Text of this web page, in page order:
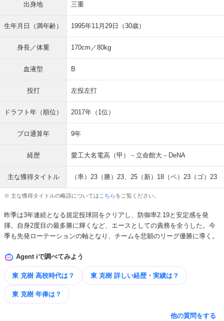
出身地 三重
生年月日（満年齢） 1995年11月29日（30歳）
身長／体重 170cm／80kg
血液型 B
投打 左投左打
ドラフト年（順位） 2017年（1位）
プロ通算年 9年
経歴 愛工大名電高（甲）－立命館大－DeNA
主な獲得タイトル （率）23（勝）23、25（新）18（ベ）23（ゴ）23
※ 主な獲得タイトルの略語については こちらをご覧ください。
昨季は3年連続となる規定投球回をクリアし、防御率2.19と安定感を発
揮。自身2度目の最多勝に輝くなど、エースとしての責務を全うした。今
季も先発ローテーションの軸となり、チームを悲願のリーグ優勝に導く。
Agent iで調べてみよう
東 克樹 高校時代は？ 東 克樹 詳しい​経歴・​実績は？
東 克樹 年俸は？
他の質問をする